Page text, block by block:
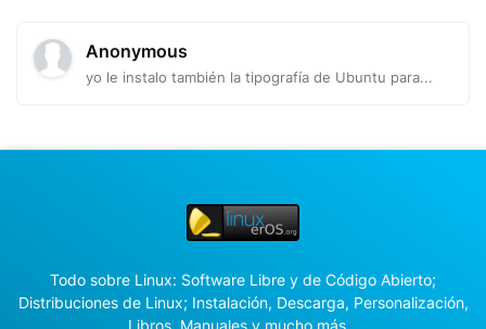
Anonymous
yo le instalo también la tipografía de Ubuntu para...
Todo sobre Linux: Software Libre y de Código Abierto;
Distribuciones de Linux; Instalación, Descarga, Personalización,
Libros, Manuales y mucho más...